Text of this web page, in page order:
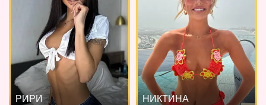
РИРИ НИКТИНА